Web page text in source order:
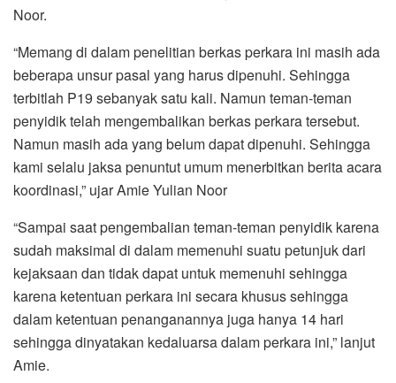
Noor.
“Memang di dalam penelitian berkas perkara ini masih ada
beberapa unsur pasal yang harus dipenuhi. Sehingga
terbitlah P19 sebanyak satu kali. Namun teman-teman
penyidik telah mengembalikan berkas perkara tersebut.
Namun masih ada yang belum dapat dipenuhi. Sehingga
kami selalu jaksa penuntut umum menerbitkan berita acara
koordinasi,” ujar Amie Yulian Noor
“Sampai saat pengembalian teman-teman penyidik karena
sudah maksimal di dalam memenuhi suatu petunjuk dari
kejaksaan dan tidak dapat untuk memenuhi sehingga
karena ketentuan perkara ini secara khusus sehingga
dalam ketentuan penanganannya juga hanya 14 hari
sehingga dinyatakan kedaluarsa dalam perkara ini,” lanjut
Amie.